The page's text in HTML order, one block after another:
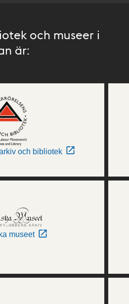
och museer i
är:
och bibliotek
museet